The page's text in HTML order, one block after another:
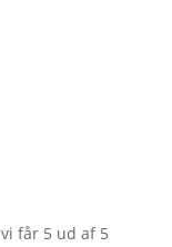
vi får 5 ud af 5